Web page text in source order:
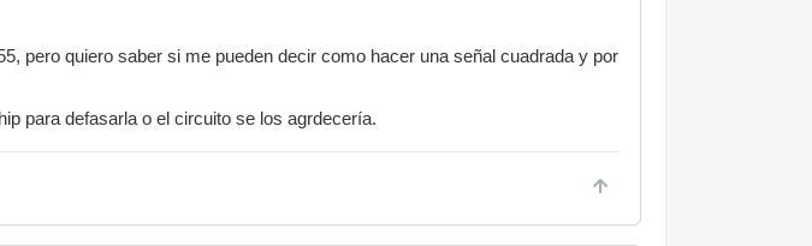
pero quiero saber si me pueden decir como hacer una señal cuadrada y por
para defasarla o el circuito se los agrdecería.